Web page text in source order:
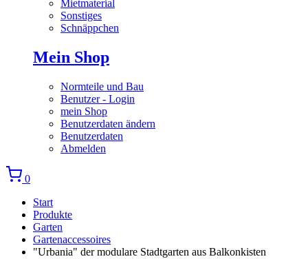
Mietmaterial
Sonstiges
Schnäppchen
Mein Shop
Normteile und Bau
Benutzer - Login
mein Shop
Benutzerdaten ändern
Benutzerdaten
Abmelden
0
Start
Produkte
Garten
Gartenaccessoires
"Urbania" der modulare Stadtgarten aus Balkonkisten